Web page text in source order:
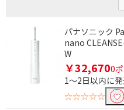
パナソニック
nano
W
￥32,6700
1～2日以内に
☆☆☆☆☆